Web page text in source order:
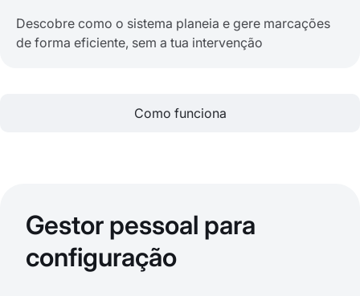
Descobre como o sistema planeia e gere marcações
de forma eficiente, sem a tua intervenção
Como funciona
Gestor pessoal para
configuração